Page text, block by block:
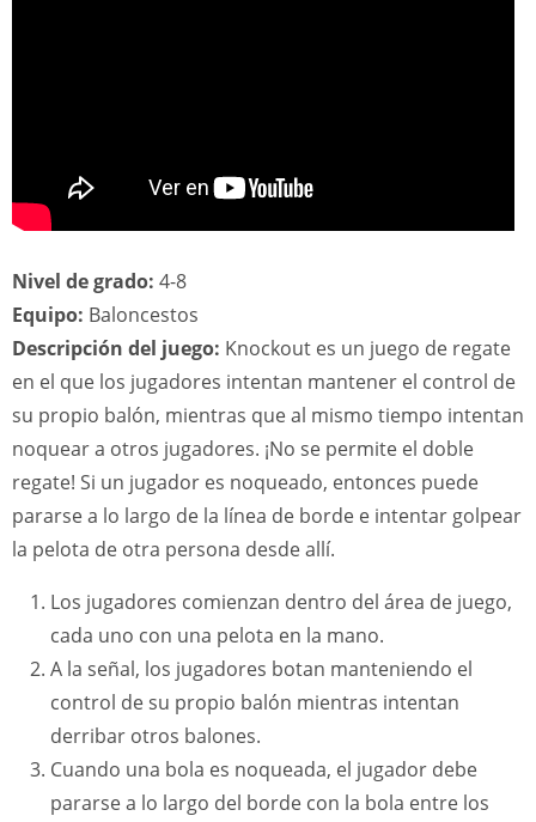
Nivel de grado: 4-8
Equipo: Baloncestos
Descripción del juego: Knockout es un juego de regate
en el que los jugadores intentan mantener el control de
su propio balón, mientras que al mismo tiempo intentan
noquear a otros jugadores. ¡No se permite el doble
regate! Si un jugador es noqueado, entonces puede
pararse a lo largo de la línea de borde e intentar golpear
la pelota de otra persona desde allí.
Los jugadores comienzan dentro del área de juego,
cada uno con una pelota en la mano.
A la señal, los jugadores botan manteniendo el
control de su propio balón mientras intentan
derribar otros balones.
Cuando una bola es noqueada, el jugador debe
pararse a lo largo del borde con la bola entre los